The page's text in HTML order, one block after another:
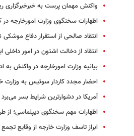
واکنش مهمان پرست به خبرخبرگزاری
اظهارات سخنگوی وزارت امورخارجه در
انتقاد صالحی از استقرار دفاع موشکی
انتقاد از دخالت اشتون در امور داخلی
بیانیه وزارت امورخارجه در واکنش به
احضار مجدد کاردار سوئیس به وزارت
آمریکا در دشوارترین شرایط بسر می‌برد
اظهارات مهم سخنگوی دیپلماسی؛ از
ابراز تاسف وزارت خارجه از وقایع